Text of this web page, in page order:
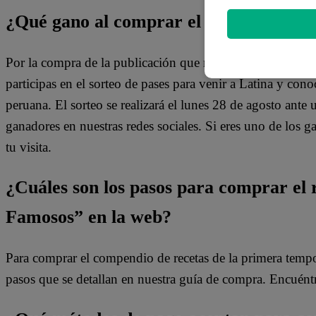
¿Qué gano al comprar el recetario de
Por la compra de la publicación que recopila las recetas
participas en el sorteo de pases para venir a Latina y
peruana. El sorteo se realizará el lunes 28 de agosto
ganadores en nuestras redes sociales. Si eres uno de los
tu visita.
¿Cuáles son los pasos para comprar
Famosos” en la web?
Para comprar el compendio de recetas de la primera
pasos que se detallan en nuestra guía de compra.